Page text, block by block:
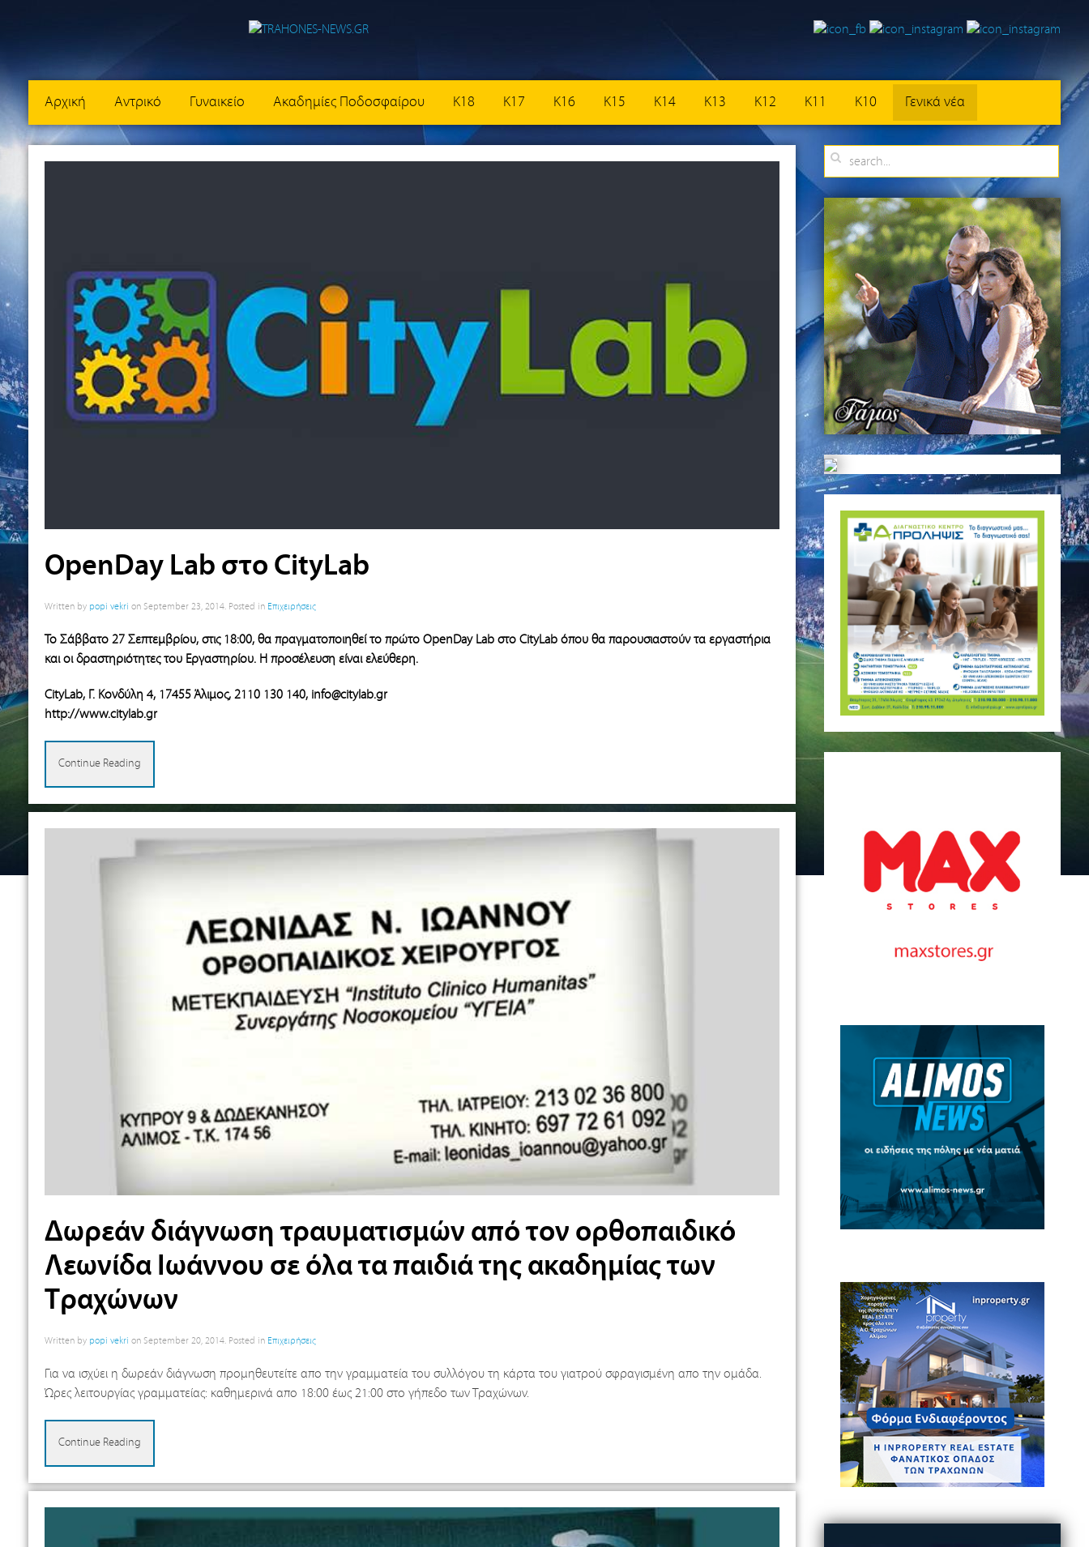
Αρχική Αντρικό Γυναικείο Ακαδημίες Ποδοσφαίρου K18 K17 K16 K15 K14 K13 K12 K11 K10 Γενικά νέα
OpenDay Lab στο CityLab
Written by popi vekri on September 23, 2014. Posted in Επιχειρήσεις
To Σάββατο 27 Σεπτεμβρίου, στις 18:00, θα πραγματοποιηθεί το πρώτο OpenDay Lab στο CityLab όπου θα παρουσιαστούν τα εργαστήρια
και οι δραστηριότητες του Εργαστηρίου. Η προσέλευση είναι ελεύθερη.
CityLab, Γ. Kονδύλη 4, 17455 Άλιμος, 2110 130 140, info@citylab.gr
http://www.citylab.gr
Continue Reading
Δωρεάν διάγνωση τραυματισμών από τον ορθοπαιδικό
Λεωνίδα Ιωάννου σε όλα τα παιδιά της ακαδημίας των
Τραχώνων
Written by popi vekri on September 20, 2014. Posted in Επιχειρήσεις
Για να ισχύει η δωρεάν διάγνωση προμηθευτείτε απο την γραμματεία του συλλόγου τη κάρτα του γιατρού σφραγισμένη απο την ομάδα.
Ώρες λειτουργίας γραμματείας: καθημερινά απο 18:00 έως 21:00 στο γήπεδο των Τραχώνων.
Continue Reading